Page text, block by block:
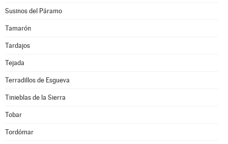
Susinos del Páramo
Tamarón
Tardajos
Tejada
Terradillos de Esgueva
Tinieblas de la Sierra
Tobar
Tordómar